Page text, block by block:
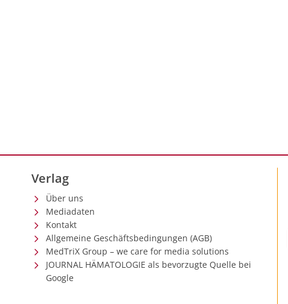
Verlag
Über uns
Mediadaten
Kontakt
Allgemeine Geschäftsbedingungen (AGB)
MedTriX Group – we care for media solutions
JOURNAL HÄMATOLOGIE als bevorzugte Quelle bei
Google